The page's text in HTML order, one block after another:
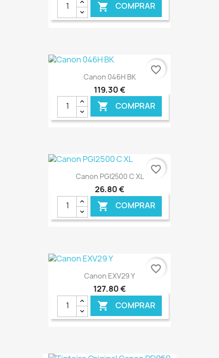
 COMPRAR
Canon 046H BK
119,30 €
 COMPRAR
€ ONLINE
favorite_border
Canon PGI2500 C XL
26,80 €
 COMPRAR
€ ONLINE
favorite_border
Canon EXV29 Y
127,80 €
 COMPRAR
favorite_border